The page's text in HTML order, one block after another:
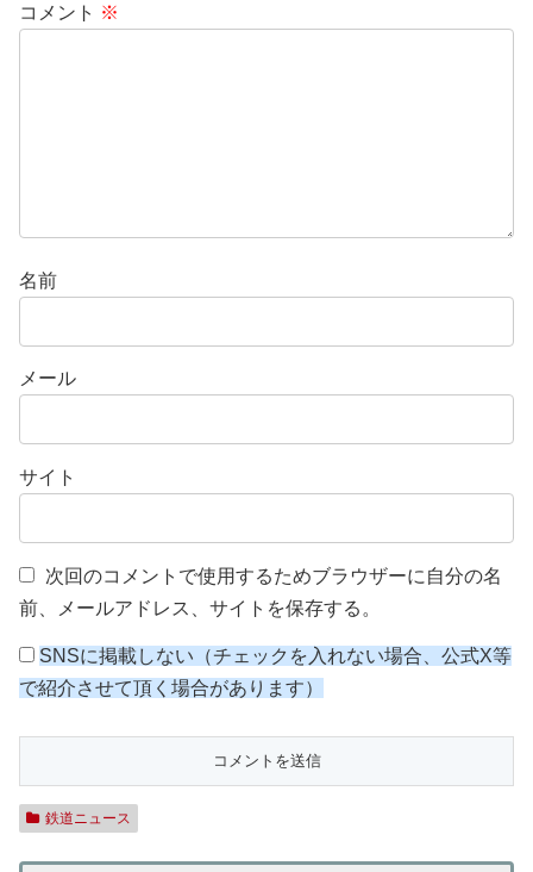
コメント ※
名前
メール
サイト
次回のコメントで使用するためブラウザーに自分の名
前、メールアドレス、サイトを保存する。
SNSに掲載しない（チェックを入れない場合、公式X等
で紹介させて頂く場合があります）
鉄道ニュース